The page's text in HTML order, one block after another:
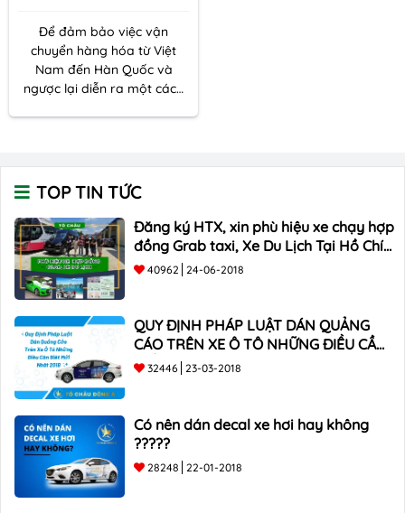
Để đảm bảo việc vận
chuyển hàng hóa từ Việt
Nam đến Hàn Quốc và
ngược lại diễn ra một cách
liên hệ với Tô Đông Á chúng
tôi để được hỗ trợ
TOP TIN TỨC
Đăng ký HTX, xin phù hiệu xe chạy hợp
đồng Grab taxi, Xe Du Lịch Tại Hồ Chí
Minh Giá Rẻ
40962 24-06-2018
QUY ĐỊNH PHÁP LUẬT DÁN QUẢNG
CÁO TRÊN XE Ô TÔ NHỮNG ĐIỀU CẦN
BIẾT mới nhất 2018 ???
32446 23-03-2018
Có nên dán decal xe hơi hay không
?????
28248 22-01-2018